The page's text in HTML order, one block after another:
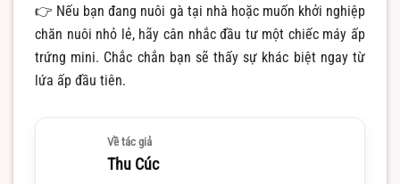
👉 Nếu bạn đang nuôi gà tại nhà hoặc muốn khởi nghiệp
chăn nuôi nhỏ lẻ, hãy cân nhắc đầu tư một chiếc máy ấp
trứng mini. Chắc chắn bạn sẽ thấy sự khác biệt ngay từ
lứa ấp đầu tiên.
Về tác giả
Thu Cúc